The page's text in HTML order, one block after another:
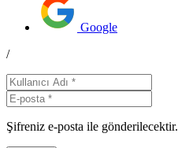
Google
/
Şifreniz e-posta ile gönderilecektir.